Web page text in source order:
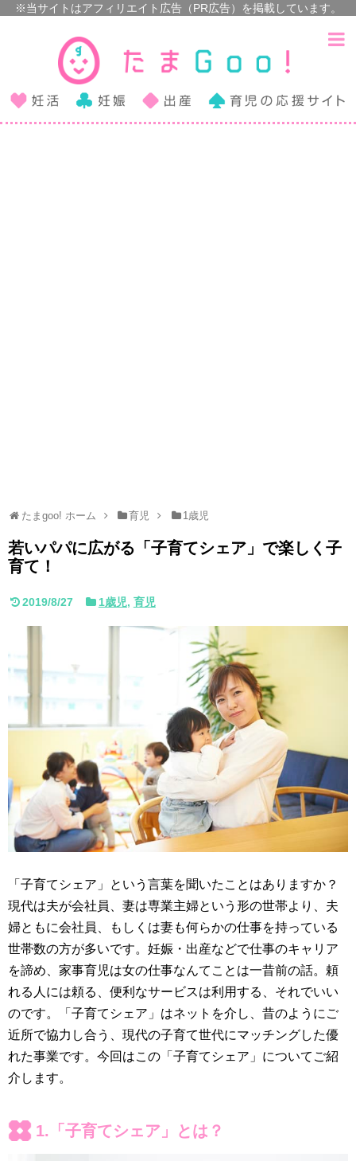
たまgoo! ホーム 育児 1歳児
若いパパに広がる「子育てシェア」で楽しく子
育て！
2019/8/27 1歳児, 育児
「子育てシェア」という言葉を聞いたことはありますか？
現代は夫が会社員、妻は専業主婦という形の世帯より、夫
婦ともに会社員、もしくは妻も何らかの仕事を持っている
世帯数の方が多いです。妊娠・出産などで仕事のキャリア
を諦め、家事育児は女の仕事なんてことは一昔前の話。頼
れる人には頼る、便利なサービスは利用する、それでいい
のです。「子育てシェア」はネットを介し、昔のようにご
近所で協力し合う、現代の子育て世代にマッチングした優
れた事業です。今回はこの「子育てシェア」についてご紹
介します。
1.「子育てシェア」とは？